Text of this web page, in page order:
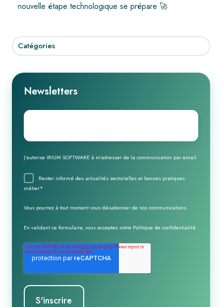
nouvelle étape technologique se prépare 🚀
Catégories
Newsletters
Email
J'autorise IRIUM SOFTWARE à m'adresser de la communication par email
Rester informé des actualités sectorielles et bonnes pratiques
métier*
Vous pourrez à tout moment vous désabonner de nos communications.
En validant ce formulaire, vous acceptez notre Politique de confidentialité.